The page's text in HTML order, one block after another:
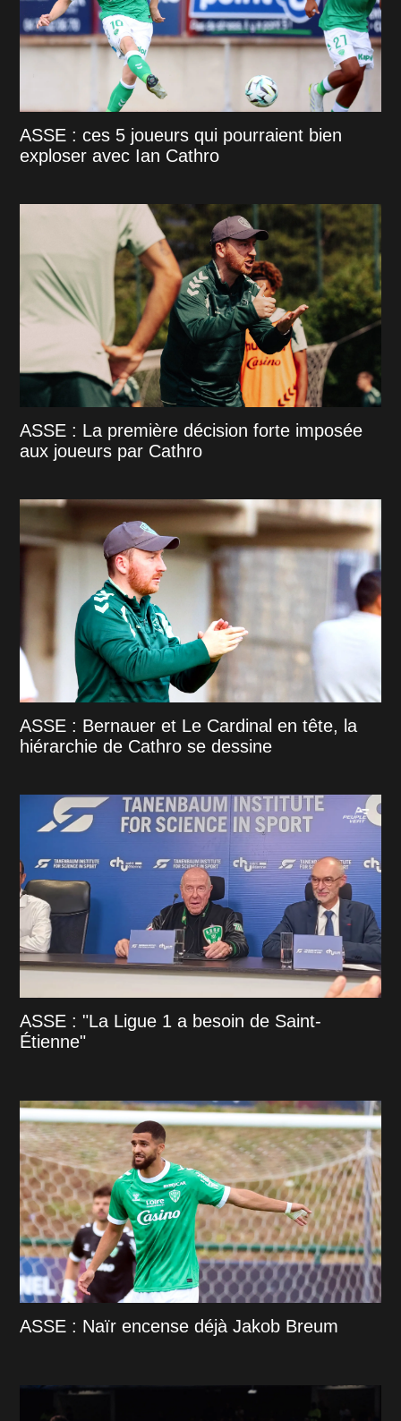
ASSE : ces 5 joueurs qui pourraient bien
exploser avec Ian Cathro
ASSE : La première décision forte imposée
aux joueurs par Cathro
ASSE : Bernauer et Le Cardinal en tête, la
hiérarchie de Cathro se dessine
ASSE : "La Ligue 1 a besoin de Saint-
Étienne"
ASSE : Naïr encense déjà Jakob Breum